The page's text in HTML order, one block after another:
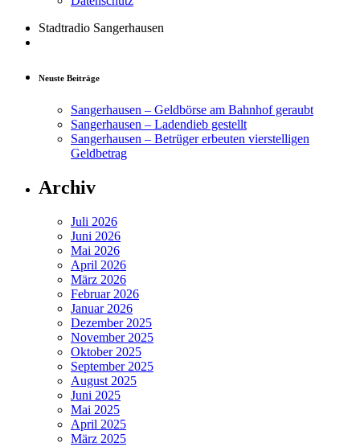
Stadtradio Sangerhausen
Neuste Beiträge
Sangerhausen – Geldbörse am Bahnhof geraubt
Sangerhausen – Ladendieb gestellt
Sangerhausen – Betrüger erbeuten vierstelligen
Geldbetrag
Archiv
Juli 2026
Juni 2026
Mai 2026
April 2026
März 2026
Februar 2026
Januar 2026
Dezember 2025
November 2025
Oktober 2025
September 2025
August 2025
Juni 2025
Mai 2025
April 2025
März 2025